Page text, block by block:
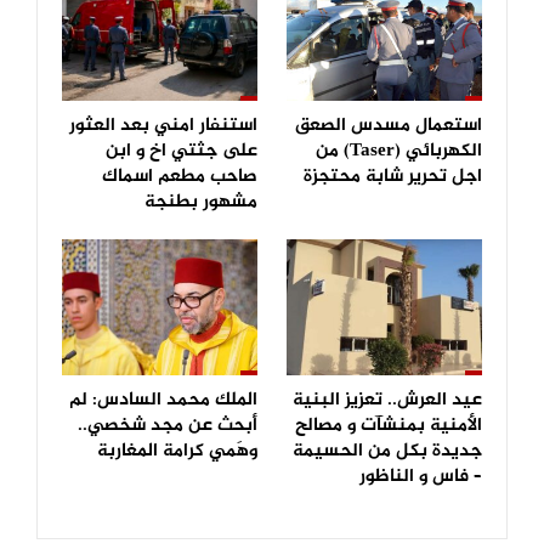
استعمال مسدس الصعق
الكهربائي (Taser) من
اجل تحرير شابة محتجزة
استنفار امني بعد العثور
على جثتي اخ و ابن
صاحب مطعم اسماك
مشهور بطنجة
عيد العرش.. تعزيز البنية
الأمنية بمنشآت و مصالح
جديدة بكل من الحسيمة
– فاس و الناظور
الملك محمد السادس: لم
أبحث عن مجد شخصي..
وهَمي كرامة المغاربة